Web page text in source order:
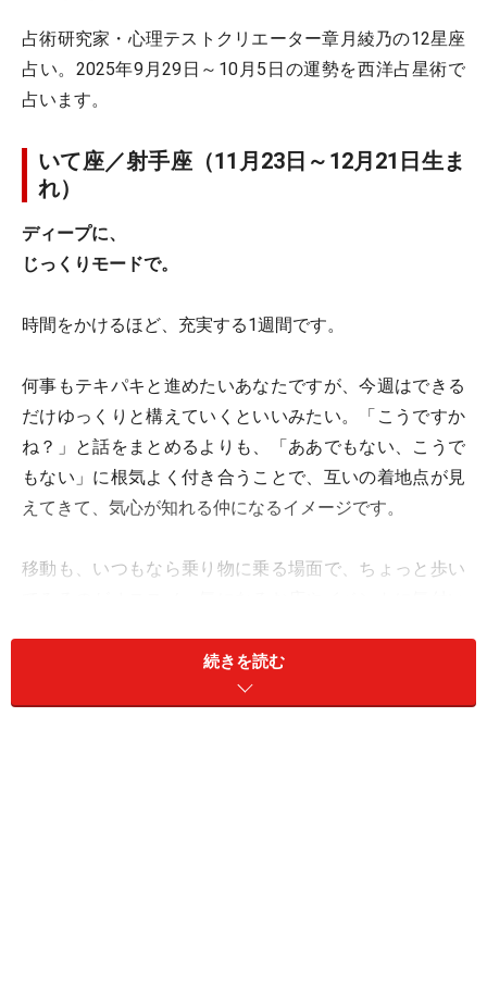
占術研究家・心理テストクリエーター章月綾乃の12星座
占い。2025年9月29日～10月5日の運勢を西洋占星術で
占います。
いて座／射手座（11月23日～12月21日生ま
れ）
ディープに、
じっくりモードで。
時間をかけるほど、充実する1週間です。
何事もテキパキと進めたいあなたですが、今週はできる
だけゆっくりと構えていくといいみたい。「こうですか
ね？」と話をまとめるよりも、「ああでもない、こうで
もない」に根気よく付き合うことで、互いの着地点が見
えてきて、気心が知れる仲になるイメージです。
移動も、いつもなら乗り物に乗る場面で、ちょっと歩い
社交は、1対複数で。仲良しの間に混ぜてもらうと新鮮
続きを読む